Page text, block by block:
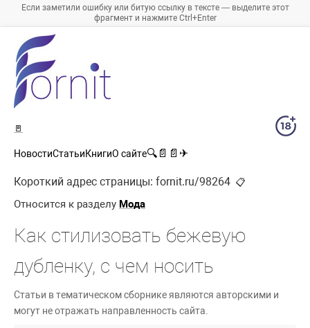
Если заметили ошибку или битую ссылку в тексте — выделите этот
фрагмент и нажмите Ctrl+Enter
🚪
НовостиСтатьиКнигиО сайте🔍 📄 📄 ✈
Короткий адрес страницы: fornit.ru/98264 📋
Относится к разделу Мода
Как стилизовать бежевую
дубленку, с чем носить
Статьи в тематическом сборнике являются авторскими и
могут не отражать направленность сайта.